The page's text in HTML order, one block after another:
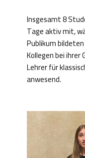
Insgesamt 8
Tage aktiv mit,
Publikum
Kollegen bei ihrer
Lehrer für
anwesend.